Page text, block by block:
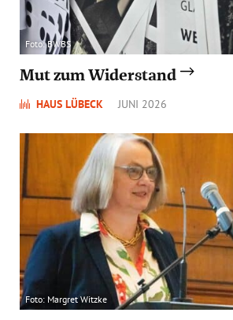
Foto: BWBS
Mut zum Widerstand
HAUS LÜBECK JUNI 2026
Foto: Margret Witzke